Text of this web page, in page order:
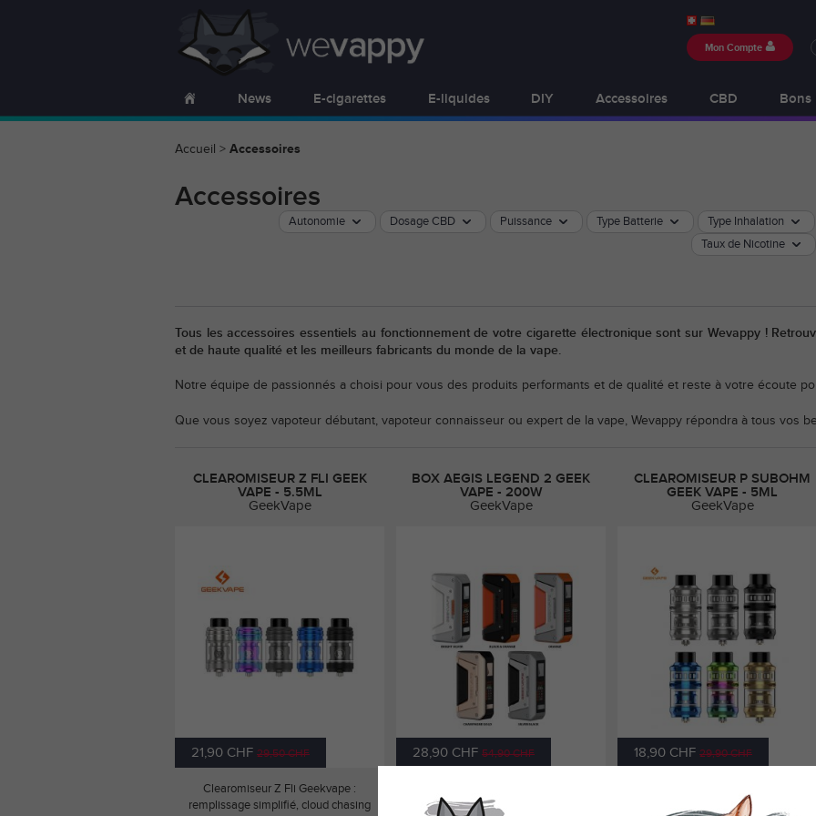
News E-cigarettes E-liquides DIY Accessoires CBD Bons
Mon Compte
Accueil > Accessoires
Accessoires
Autonomie Dosage CBD Puissance Type Batterie Type Inhalation
Taux de Nicotine
Tous les accessoires essentiels au fonctionnement de votre cigarette électronique sont sur Wevappy !
et de haute qualité et les meilleurs fabricants du monde de la vape.
Notre équipe de passionnés a choisi pour vous des produits performants et de qualité et reste à votre écoute
Que vous soyez vapoteur débutant, vapoteur connaisseur ou expert de la vape, Wevappy répondra à tous vos
CLEAROMISEUR Z FLI GEEK
VAPE - 5.5ML
GeekVape
21,90 CHF 29,50 CHF
Clearomiseur Z Fli Geekvape :
remplissage simplifié, cloud chasing
BOX AEGIS LEGEND 2 GEEK
VAPE - 200W
GeekVape
28,90 CHF 54,90 CHF
plus léger, plus compact, 200W, 2 accus
CLEAROMISEUR P SUBOHM
GEEK VAPE - 5ML
GeekVape
18,90 CHF 29,90 CHF
résistance chocs, airflow 3 entrées, 5ml